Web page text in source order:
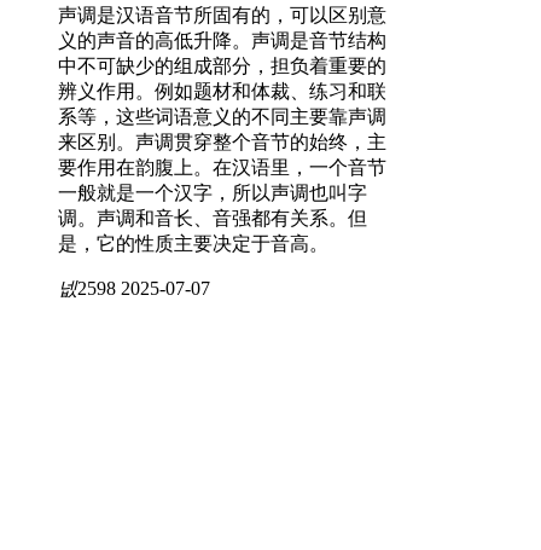
声调是汉语音节所固有的，可以区别意
义的声音的高低升降。声调是音节结构
中不可缺少的组成部分，担负着重要的
辨义作用。例如题材和体裁、练习和联
系等，这些词语意义的不同主要靠声调
来区别。声调贯穿整个音节的始终，主
要作用在韵腹上。在汉语里，一个音节
一般就是一个汉字，所以声调也叫字
调。声调和音长、音强都有关系。但
是，它的性质主要决定于音高。
넶2598 2025-07-07